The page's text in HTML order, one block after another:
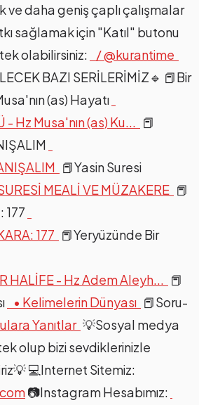
daha geniş çaplı çalışmalar
sağlamak için "Katıl" butonu
olabilirsiniz:
/ @kurantime
BAZI SERİLERİMİZ🔹 📕Bir
(as) Hayatı
- Hz Musa'nın (as) Ku...
📕
📕Yasin Suresi
MEALİ VE MÜZAKERE 📕
177
177 📕Yeryüzünde Bir
HALİFE - Hz Adem Aleyh...
📕
• Kelimelerin Dünyası 📕Soru-
Yanıtlar 💡Sosyal medya
olup bizi sevdiklerinizle
💻Internet Sitemiz:
📷Instagram Hesabımız: